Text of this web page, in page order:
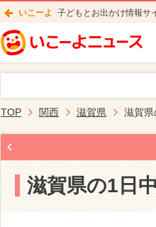
いこーよ 子どもとお出かけ情報サ
TOP 関西 滋賀県 滋賀
滋賀県の1日